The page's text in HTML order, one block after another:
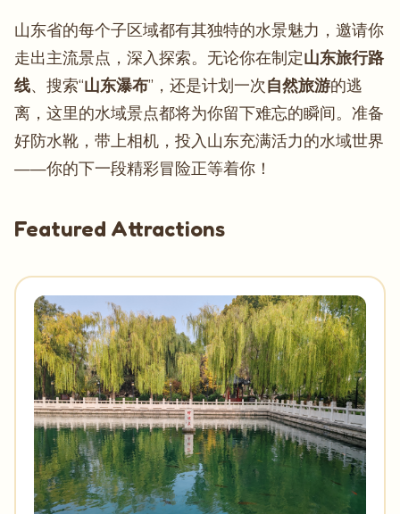
山东省的每个子区域都有其独特的水景魅力，邀请你
走出主流景点，深入探索。无论你在制定山东旅行路
线、搜索“山东瀑布”，还是计划一次自然旅游的逃
离，这里的水域景点都将为你留下难忘的瞬间。准备
好防水靴，带上相机，投入山东充满活力的水域世界
——你的下一段精彩冒险正等着你！
Featured Attractions